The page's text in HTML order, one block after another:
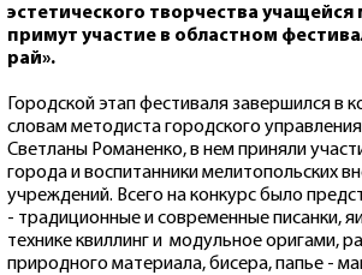
эстетического творчества
примут участие в областном
рай».
Городской этап фестиваля завершился в
словам методиста городского
Светланы Романенко, в нем приняли
города и воспитанники мелитопольских
учреждений. Всего на конкурс было
- традиционные и современные писанки,
технике квиллинг и модульное оригами,
природного материала, бисера, папье -